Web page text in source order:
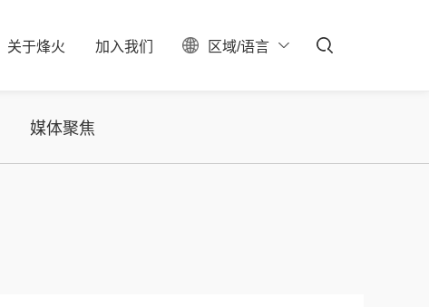
体聚焦
资料中心 服务器保修查询
关于烽火
展/ESG 投资者关系
加 入我们
校园招聘
区域/语言
媒体聚焦